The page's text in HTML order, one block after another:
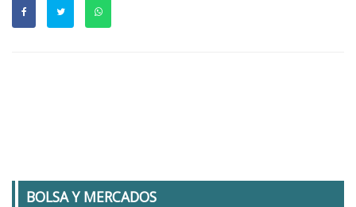
BOLSA Y MERCADOS